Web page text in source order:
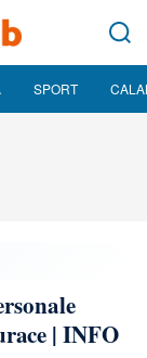
SPORT
| INFO